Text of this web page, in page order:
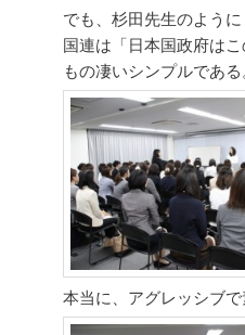
でも、杉田先生のよう
国連は「日本国政府は
もの凄いシンプルである
本当に、アグレッシブで